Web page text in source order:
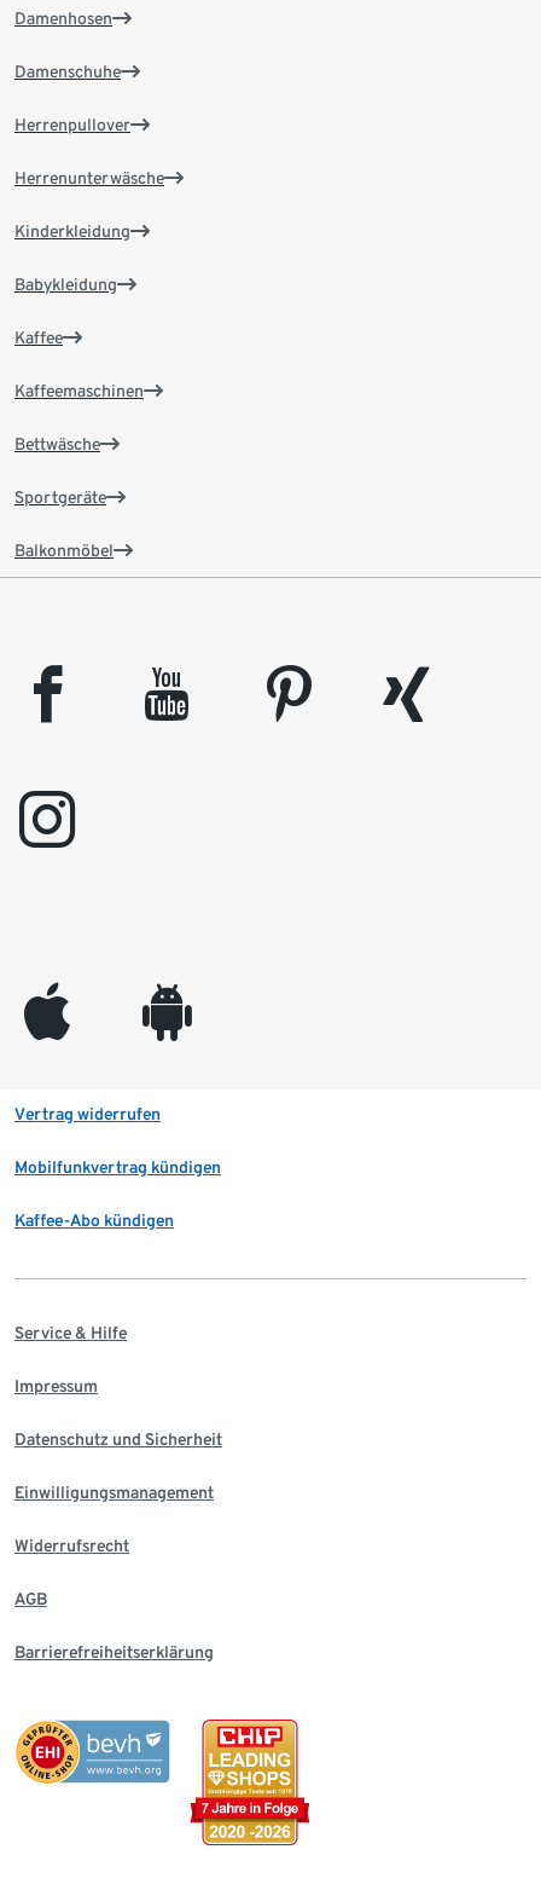
Damenhosen
Damenschuhe
Herrenpullover
Herrenunterwäsche
Kinderkleidung
Babykleidung
Kaffee
Kaffeemaschinen
Bettwäsche
Sportgeräte
Balkonmöbel
facebook youtube pinterest
xing
instagram
appleinc android
Vertrag widerrufen
Mobilfunkvertrag kündigen
Kaffee-Abo kündigen
Service & Hilfe
Impressum
Datenschutz und Sicherheit
Einwilligungsmanagement
Widerrufsrecht
AGB
Barrierefreiheitserklärung